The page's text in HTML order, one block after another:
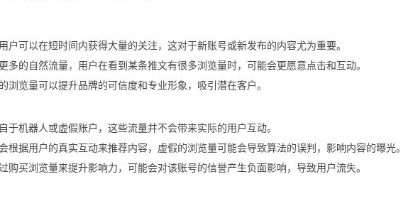
户可以在短时间内获得大量的关注，这对于新账号或新发布的内容尤为重要。
多的自然流量，用户在看到某条推文有很多浏览量时，可能会更愿意点击和互动。
浏览量可以提升品牌的可信度和专业形象，吸引潜在客户。
于机器人或虚假账户，这些流量并不会带来实际的用户互动。
根据用户的真实互动来推荐内容，虚假的浏览量可能会导致算法的误判，影响内容的曝光。
购买浏览量来提升影响力，可能会对该账号的信誉产生负面影响，导致用户流失。